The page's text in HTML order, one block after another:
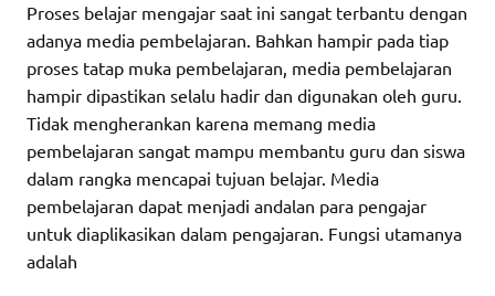
Proses belajar mengajar saat ini sangat terbantu dengan
adanya media pembelajaran. Bahkan hampir pada tiap
proses tatap muka pembelajaran, media pembelajaran
hampir dipastikan selalu hadir dan digunakan oleh guru.
Tidak mengherankan karena memang media
pembelajaran sangat mampu membantu guru dan siswa
dalam rangka mencapai tujuan belajar. Media
pembelajaran dapat menjadi andalan para pengajar
untuk diaplikasikan dalam pengajaran. Fungsi utamanya
adalah